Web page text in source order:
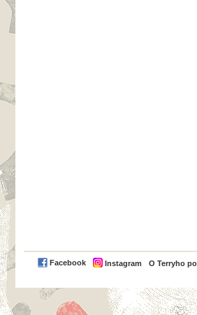
Facebook Instagram O Terryho